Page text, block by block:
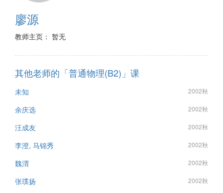
廖源
教师主页： 暂无
其他老师的「普通物理(B2)」课
未知 2002秋
余庆选 2002秋
汪成友 2002秋
李澄, 马锦秀 2002秋
魏渭 2002秋
张璞扬 2002秋